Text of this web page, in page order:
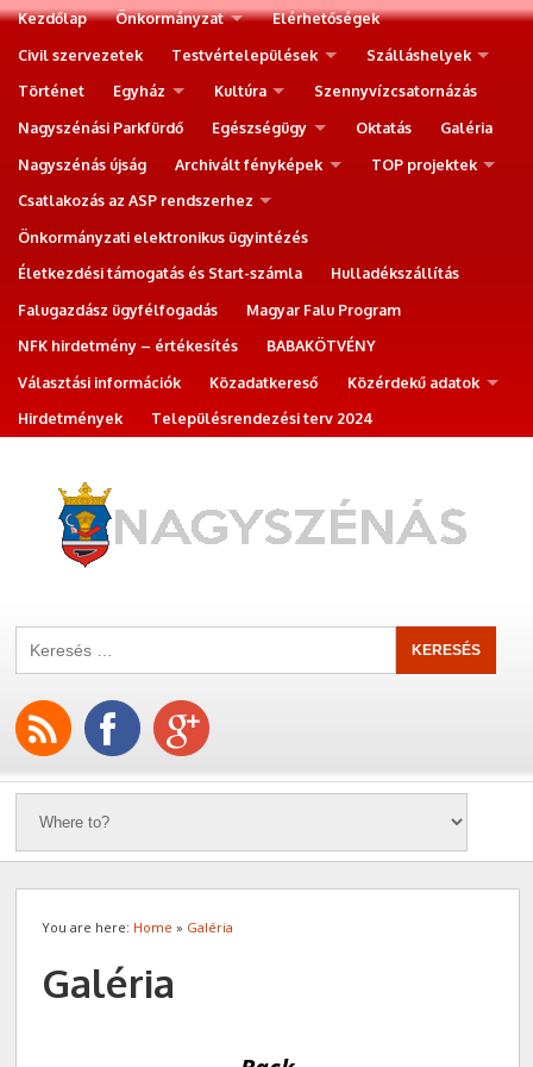
Kezdőlap Önkormányzat
Elérhetőségek
Civil szervezetek
Testvértelepülések
Szálláshelyek
Történet
Egyház Kultúra
Szennyvízcsatornázás
Nagyszénási Parkfürdő
Egészségügy Oktatás
Galéria
Nagyszénás újság
Archivált fényképek
TOP projektek
Csatlakozás az ASP rendszerhez
Önkormányzati elektronikus ügyintézés
Életkezdési támogatás és Start-számla
Hulladékszállítás
Falugazdász ügyfélfogadás
Magyar Falu Program
NFK hirdetmény – értékesítés
BABAKÖTVÉNY
Választási információk
Közadatkereső
Közérdekű adatok
Hirdetmények
Településrendezési terv 2024
You are here: Home » Galéria
Galéria